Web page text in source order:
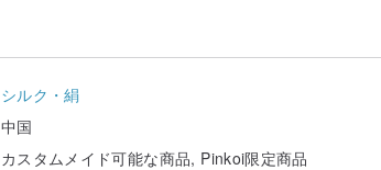
シルク・絹
中国
カスタムメイド可能な商品, Pinkoi限定商品